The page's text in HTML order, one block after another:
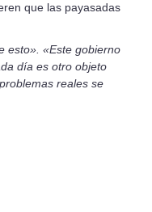
que las payasadas
esto». «Este gobierno
día es otro objeto
reales se